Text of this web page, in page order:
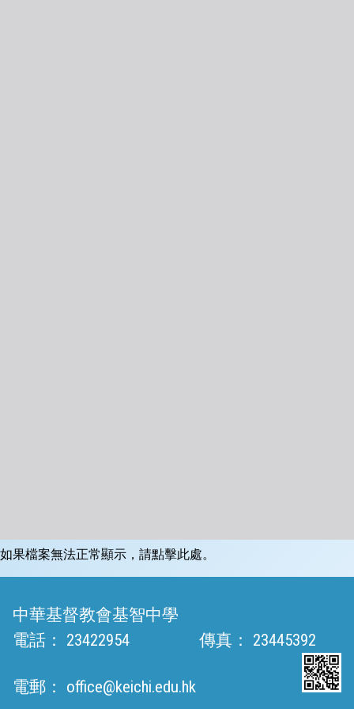
如果檔案無法正常顯示，請點擊此處。
中華基督教會基智中學
電話：
23422954 傳真： 23445392
電郵： office@keichi.edu.hk